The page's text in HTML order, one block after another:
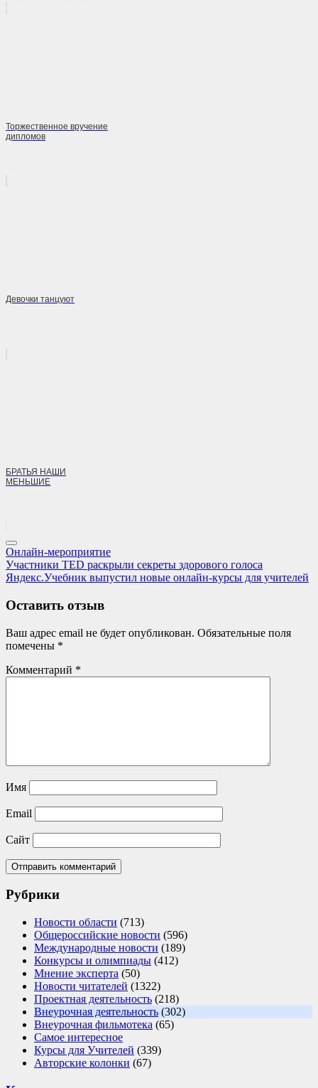
Торжественное вручение
дипломов
Девочки танцуют
БРАТЬЯ НАШИ
МЕНЬШИЕ
Онлайн-мероприятие
Навигация
по
записям
Previous
Post:
Участники TED раскрыли секреты здорового голоса
Next
Яндекс.Учебник выпустил новые онлайн-курсы для учителей
Оставить отзыв
Ваш адрес email не будет опубликован. Обязательные поля
помечены *
Комментарий *
Имя
Email
Сайт
Рубрики
Новости области (713)
Общероссийские новости (596)
Международные новости (189)
Конкурсы и олимпиады (412)
Мнение эксперта (50)
Новости читателей (1322)
Проектная деятельность (218)
Внеурочная деятельность (302)
Внеурочная фильмотека (65)
Самое интересное
Курсы для Учителей (339)
Авторские колонки (67)